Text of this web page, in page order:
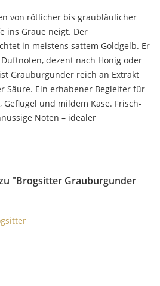
von rötlicher bis graubläulicher
ins Graue neigt. Der
in meistens sattem Goldgelb. Er
dezent nach Honig oder
Grauburgunder reich an Extrakt
Säure. Ein erhabener Begleiter für
und mildem Käse. Frisch-
Noten – idealer
"Brogsitter Grauburgunder